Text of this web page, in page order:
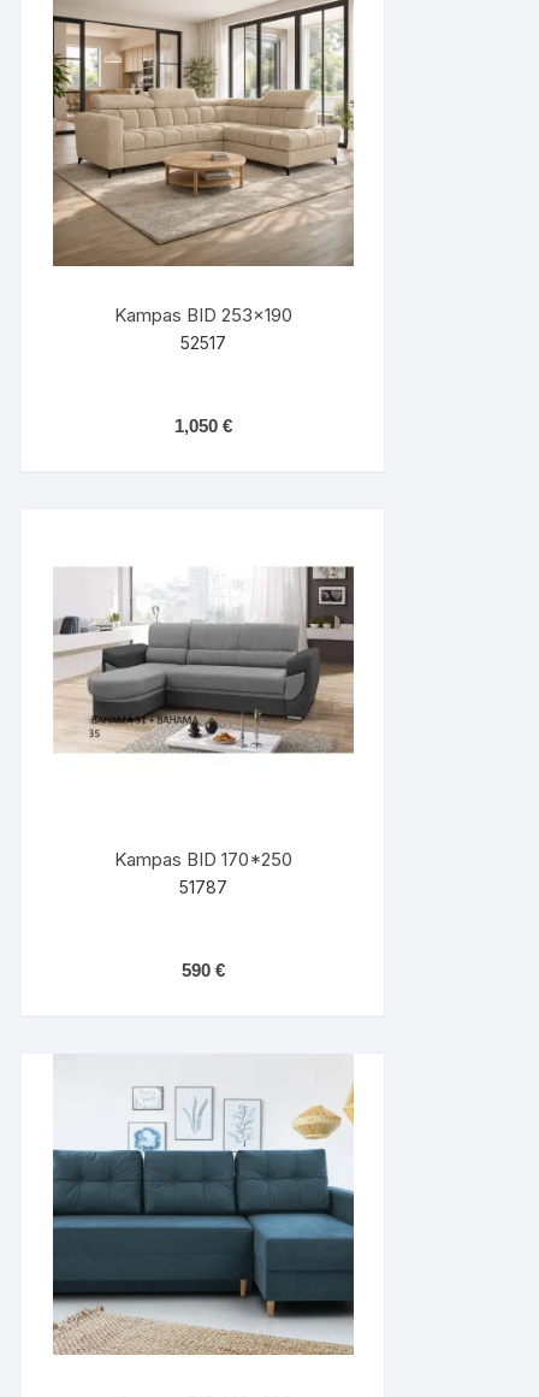
Kampas BID 253×190
52517
1,050 €
Kampas BID 170*250
51787
590 €